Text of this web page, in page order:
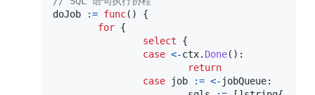
doJob
:= func( )
{
for {
select
{
case <-ctx. Done( ) :
return
case job := <- jobQueue: